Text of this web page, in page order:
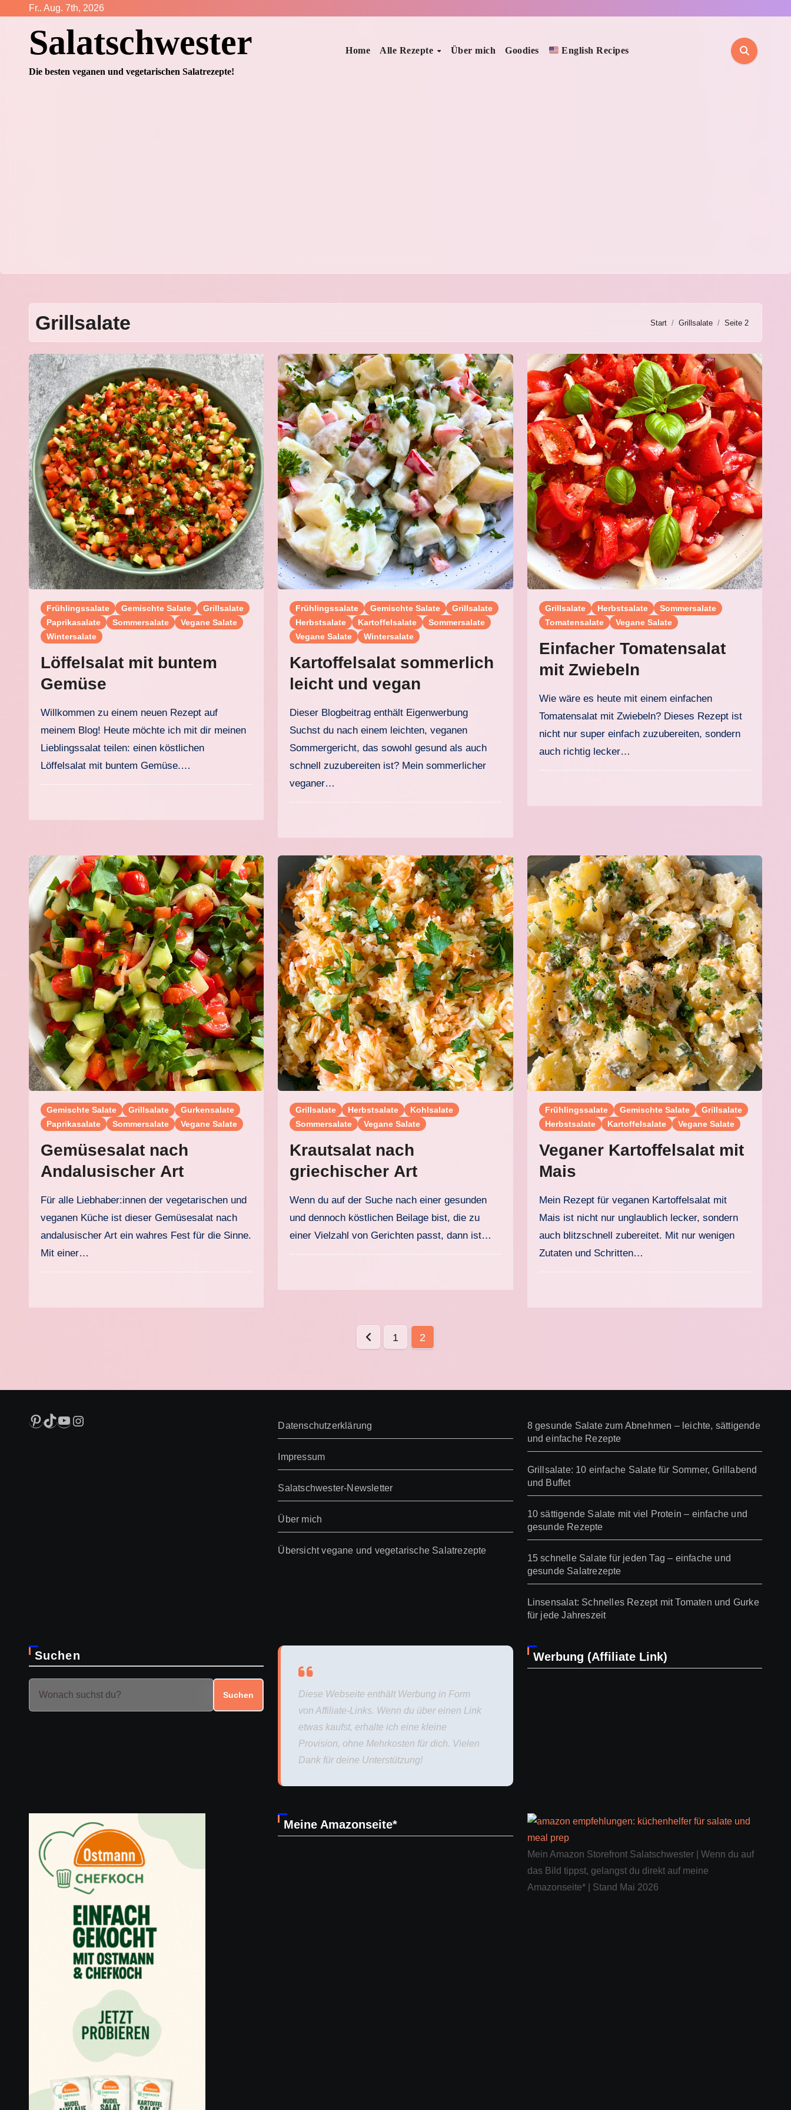
springen
Fr.. Aug. 7th, 2026
Salatschwester
Die besten veganen und vegetarischen Salatrezepte!
Home Alle Rezepte Über mich Goodies English Recipes
Grillsalate Start Grillsalate Seite 2
Frühlingssalate Gemischte Salate
Grillsalate
Paprikasalate
Sommersalate
Vegane Salate
Wintersalate
Löffelsalat mit buntem
Gemüse
Willkommen zu einem neuen Rezept auf
meinem Blog! Heute möchte ich mit dir meinen
Lieblingssalat teilen: einen köstlichen
Löffelsalat mit buntem Gemüse.…
Frühlingssalate Gemischte Salate
Grillsalate
Herbstsalate
Kartoffelsalate
Sommersalate
Vegane Salate
Wintersalate
Kartoffelsalat sommerlich
leicht und vegan
Dieser Blogbeitrag enthält Eigenwerbung
Suchst du nach einem leichten, veganen
Sommergericht, das sowohl gesund als auch
schnell zuzubereiten ist? Mein sommerlicher
veganer…
Grillsalate Herbstsalate
Sommersalate
Tomatensalate
Vegane Salate
Einfacher Tomatensalat
mit Zwiebeln
Wie wäre es heute mit einem einfachen
Tomatensalat mit Zwiebeln? Dieses Rezept ist
nicht nur super einfach zuzubereiten, sondern
auch richtig lecker…
Gemischte Salate Grillsalate
Gurkensalate
Paprikasalate
Sommersalate Vegane Salate
Gemüsesalat nach
Andalusischer Art
Für alle Liebhaber:innen der vegetarischen und
veganen Küche ist dieser Gemüsesalat nach
andalusischer Art ein wahres Fest für die Sinne.
Mit einer…
Grillsalate Herbstsalate
Kohlsalate
Sommersalate
Vegane Salate
Krautsalat nach
griechischer Art
Wenn du auf der Suche nach einer gesunden
und dennoch köstlichen Beilage bist, die zu
einer Vielzahl von Gerichten passt, dann ist…
Frühlingssalate Gemischte Salate
Grillsalate
Herbstsalate
Kartoffelsalate Vegane Salate
Veganer Kartoffelsalat mit
Mais
Mein Rezept für veganen Kartoffelsalat mit
Mais ist nicht nur unglaublich lecker, sondern
auch blitzschnell zubereitet. Mit nur wenigen
Zutaten und Schritten…
Seitennummerierung
Beiträge
1 2
Pinterest
TikTok
YouTube
Instagram Datenschutzerklärung
Impressum
Salatschwester-Newsletter
Über mich
Übersicht vegane und vegetarische Salatrezepte
8 gesunde Salate zum Abnehmen – leichte, sättigende
und einfache Rezepte
Grillsalate: 10 einfache Salate für Sommer, Grillabend
und Buffet
10 sättigende Salate mit viel Protein – einfache und
gesunde Rezepte
15 schnelle Salate für jeden Tag – einfache und
gesunde Salatrezepte
Linsensalat: Schnelles Rezept mit Tomaten und Gurke
für jede Jahreszeit
Suchen
Suchen
Diese Webseite enthält Werbung in Form
von Affiliate-Links. Wenn du über einen Link
etwas kaufst, erhalte ich eine kleine
Provision, ohne Mehrkosten für dich. Vielen
Dank für deine Unterstützung!
Werbung (Affiliate Link)
Meine Amazonseite*
Mein Amazon Storefront Salatschwester | Wenn du auf
das Bild tippst, gelangst du direkt auf meine
Amazonseite* | Stand Mai 2026